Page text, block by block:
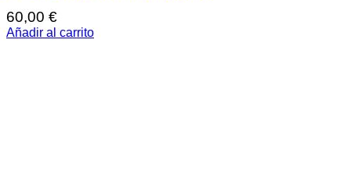
60,00 €
Añadir al carrito